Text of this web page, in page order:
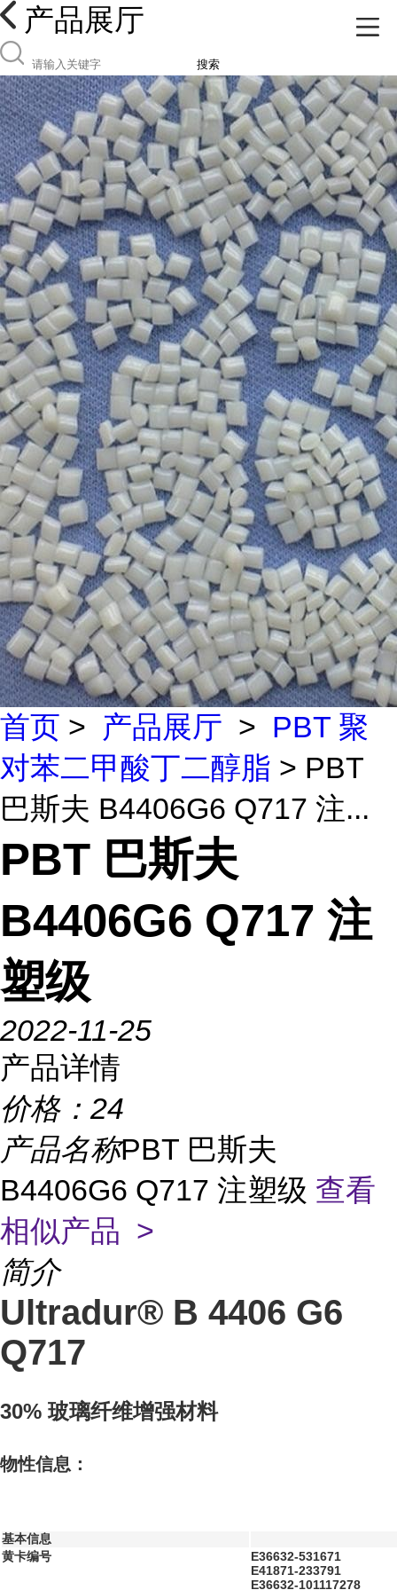
产品展厅
搜索
首页 > 产品展厅 > PBT 聚
对苯二甲酸丁二醇脂 > PBT
巴斯夫 B4406G6 Q717 注...
PBT 巴斯夫
B4406G6 Q717 注
塑级
2022-11-25
产品详情
价格： 24
产品名称PBT 巴斯夫
B4406G6 Q717 注塑级 查看
相似产品 >
简介
Ultradur® B 4406 G6
Q717
30% 玻璃纤维增强材料
物性信息：
基本信息
黄卡编号
E36632-531671
E41871-233791
E36632-101117278